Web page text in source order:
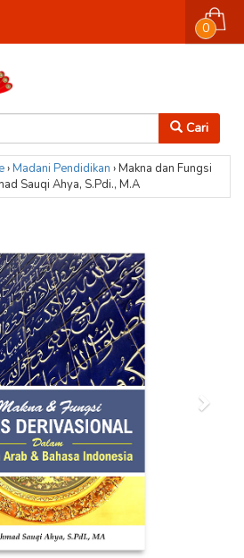
Cari
0
›Madani Pendidikan ›Makna dan Fungsi
Sauqi Ahya, S.Pdi., M.A